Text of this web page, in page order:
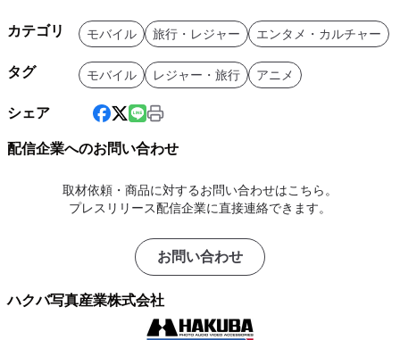
カテゴリ モバイル 旅行・レジャー エンタメ・カルチャー
タグ モバイル レジャー・旅行 アニメ
シェア
配信企業へのお問い合わせ
取材依頼・商品に対するお問い合わせはこちら。
プレスリリース配信企業に直接連絡できます。
お問い合わせ
ハクバ写真産業株式会社